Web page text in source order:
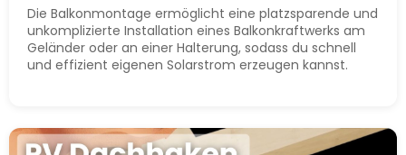
Die Balkonmontage ermöglicht eine platzsparende und
unkomplizierte Installation eines Balkonkraftwerks am
Geländer oder an einer Halterung, sodass du schnell
und effizient eigenen Solarstrom erzeugen kannst.